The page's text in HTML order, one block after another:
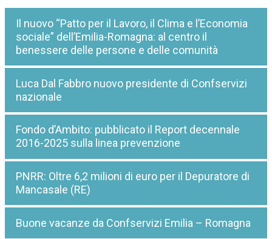
Il nuovo “Patto per il Lavoro, il Clima e l’Economia
sociale” dell’Emilia-Romagna: al centro il
benessere delle persone e delle comunità
Luca Dal Fabbro nuovo presidente di Confservizi
nazionale
Fondo d’Ambito: pubblicato il Report decennale
2016-2025 sulla linea prevenzione
PNRR: Oltre 6,2 milioni di euro per il Depuratore di
Mancasale (RE)
Buone vacanze da Confservizi Emilia – Romagna